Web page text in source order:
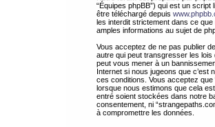
“Équipes phpBB”) qui est un
être téléchargé depuis
les interdit strictement dans ce
amples informations au sujet de
Vous acceptez de ne pas publier
autre qui peut transgresser les lois
peut vous mener à un
Internet si nous jugeons que c’est
ces conditions. Vous acceptez que
lorsque nous estimons que cela
entré soient stockées dans notre
consentement, ni
à compromettre les données.